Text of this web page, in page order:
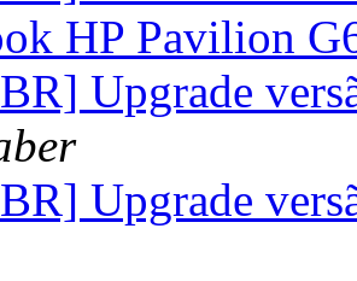
HP Pavilion
Upgrade
Upgrade